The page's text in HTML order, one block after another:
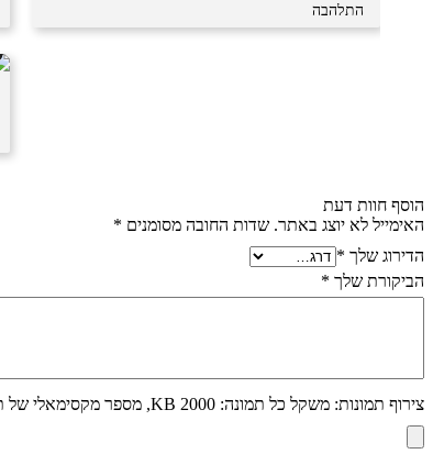
התלהבה
הוסף חוות דעת
האימייל לא יוצג באתר. שדות החובה מסומנים *
הדירוג שלך *
הביקורת שלך *
צירוף תמונות: משקל כל תמונה: 2000 KB, מספר מקסימאלי של תמונות: 5)